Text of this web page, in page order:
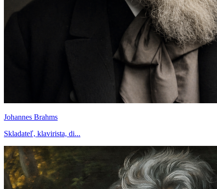
Johannes Brahms
Skladateľ, klavirista, di...